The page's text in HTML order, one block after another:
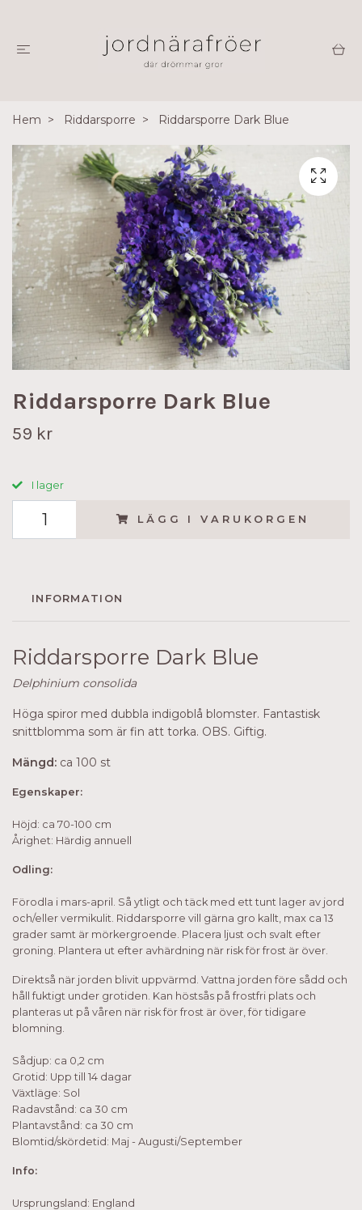
Hem Riddarsporre Riddarsporre Dark Blue
Riddarsporre Dark Blue
59 kr
I lager
LÄGG I VARUKORGEN
INFORMATION
Riddarsporre Dark Blue
Delphinium consolida
Höga spiror med dubbla indigoblå blomster. Fantastisk
snittblomma som är fin att torka. OBS. Giftig.
Mängd: ca 100 st
Egenskaper:
Höjd: ca 70-100 cm
Årighet: Härdig annuell
Odling:
Förodla i mars-april. Så ytligt och täck med ett tunt lager av jord
och/eller vermikulit. Riddarsporre vill gärna gro kallt, max ca 13
grader samt är mörkergroende. Placera ljust och svalt efter
groning. Plantera ut efter avhärdning när risk för frost är över.
Direktså när jorden blivit uppvärmd. Vattna jorden före sådd och
håll fuktigt under grotiden. Kan höstsås på frostfri plats och
planteras ut på våren när risk för frost är över, för tidigare
blomning.
Sådjup: ca 0,2 cm
Grotid: Upp till 14 dagar
Växtläge: Sol
Radavstånd: ca 30 cm
Plantavstånd: ca 30 cm
Blomtid/skördetid: Maj - Augusti/September
Info:
Ursprungsland: England